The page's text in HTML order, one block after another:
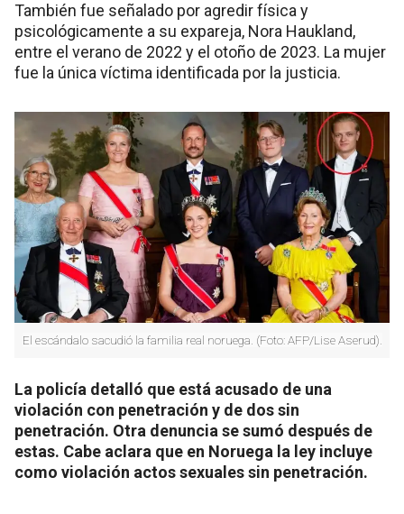
También fue señalado por agredir física y
psicológicamente a su expareja, Nora Haukland,
entre el verano de 2022 y el otoño de 2023. La mujer
fue la única víctima identificada por la justicia.
El escándalo sacudió la familia real noruega. (Foto: AFP/Lise Aserud).
La policía detalló que está acusado de una
violación con penetración y de dos sin
penetración. Otra denuncia se sumó después de
estas. Cabe aclara que en Noruega la ley incluye
como violación actos sexuales sin penetración.